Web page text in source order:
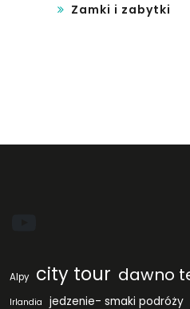
Zamki i zabytki
Alpy city tour dawno
Irlandia jedzenie- smaki podróży